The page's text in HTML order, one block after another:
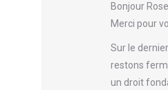
Bonjour
Merci pour
Sur le
restons
un droit